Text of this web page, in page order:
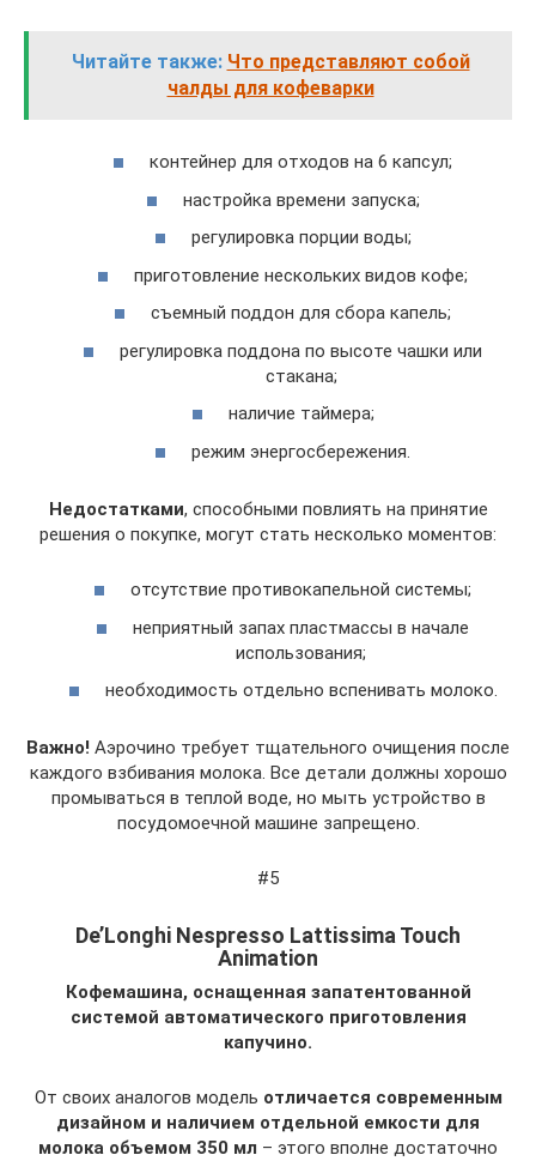
Читайте также: Что представляют собой
чалды для кофеварки
контейнер для отходов на 6 капсул;
настройка времени запуска;
регулировка порции воды;
приготовление нескольких видов кофе;
съемный поддон для сбора капель;
регулировка поддона по высоте чашки или
стакана;
наличие таймера;
режим энергосбережения.
Недостатками, способными повлиять на принятие
решения о покупке, могут стать несколько моментов:
отсутствие противокапельной системы;
неприятный запах пластмассы в начале
использования;
необходимость отдельно вспенивать молоко.
Важно! Аэрочино требует тщательного очищения после
каждого взбивания молока. Все детали должны хорошо
промываться в теплой воде, но мыть устройство в
посудомоечной машине запрещено.
#5
De’Longhi Nespresso Lattissima Touch
Animation
Кофемашина, оснащенная запатентованной
системой автоматического приготовления
капучино.
От своих аналогов модель отличается современным
дизайном и наличием отдельной емкости для
молока объемом 350 мл – этого вполне достаточно